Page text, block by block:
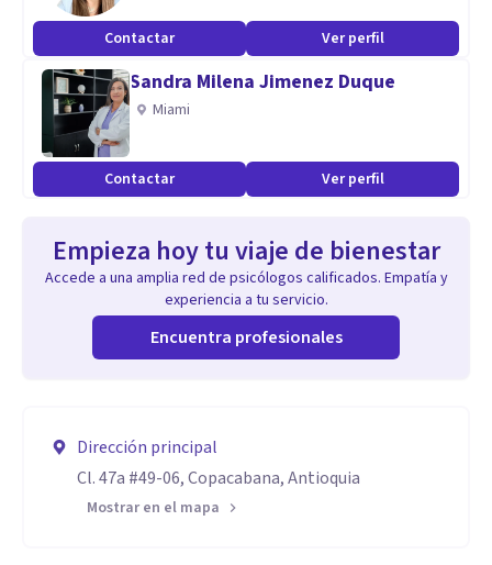
Contactar Ver perfil
Sandra Milena Jimenez Duque
Miami
Contactar Ver perfil
Empieza hoy tu viaje de bienestar
Accede a una amplia red de psicólogos calificados. Empatía y
experiencia a tu servicio.
Encuentra profesionales
Dirección principal
Cl. 47a #49-06, Copacabana, Antioquia
Mostrar en el mapa